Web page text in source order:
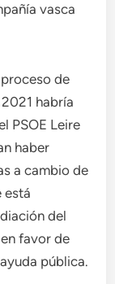
vasca
de
habría
PSOE Leire
haber
a cambio de
está
del
favor de
pública.